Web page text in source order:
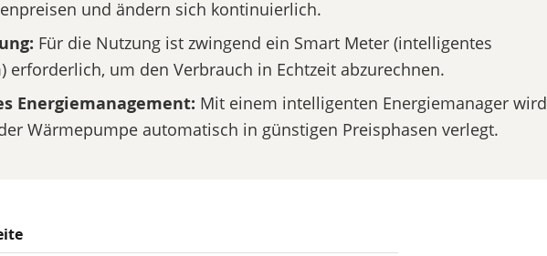
und ändern sich kontinuierlich.
Für die Nutzung ist zwingend ein Smart Meter (intelligentes
erforderlich, um den Verbrauch in Echtzeit abzurechnen.
Energiemanagement: Mit einem intelligenten Energiemanager wird
Wärmepumpe automatisch in günstigen Preisphasen verlegt.